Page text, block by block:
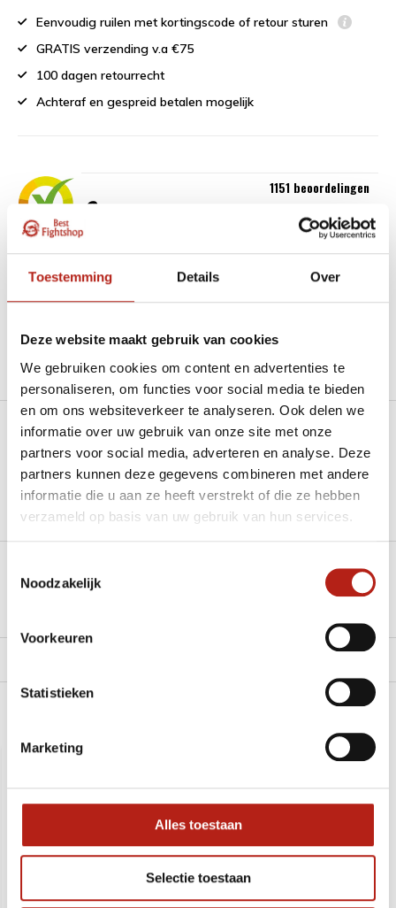
Toestemming Details Over
Deze website maakt gebruik van cookies
We gebruiken cookies om content en advertenties te
personaliseren, om functies voor social media te bieden
en om ons websiteverkeer te analyseren. Ook delen we
informatie over uw gebruik van onze site met onze
partners voor social media, adverteren en analyse. Deze
partners kunnen deze gegevens combineren met andere
informatie die u aan ze heeft verstrekt of die ze hebben
verzameld op basis van uw gebruik van hun services.
Noodzakelijk
Voorkeuren
Statistieken
Marketing
Alles toestaan
Selectie toestaan
Eenvoudig ruilen met kortingscode of retour sturen
GRATIS verzending v.a €75
100 dagen retourrecht
Achteraf en gespreid betalen mogelijk
9
1151 beoordelingen
“Goede service , zeer correcte afhandeling en kwaliteit
materiaal.”
Productomschrijving
Heb je een vraag over dit product?
Stel je vraag in de Chat voor een snel antwoord 24/7
Stel je vraag
Groot aantal nodig?
Klik hier om een offerte aan te vragen